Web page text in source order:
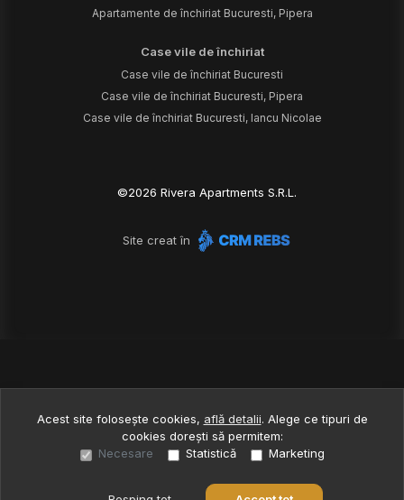
Apartamente de închiriat Bucuresti, Pipera
Case vile de închiriat
Case vile de închiriat Bucuresti
Case vile de închiriat Bucuresti, Pipera
Case vile de închiriat Bucuresti, Iancu Nicolae
©2026 Rivera Apartments S.R.L.
Site creat în
Acest site folosește cookies, află detalii. Alege ce tipuri de
cookies dorești să permitem:
Necesare
Statistică Marketing